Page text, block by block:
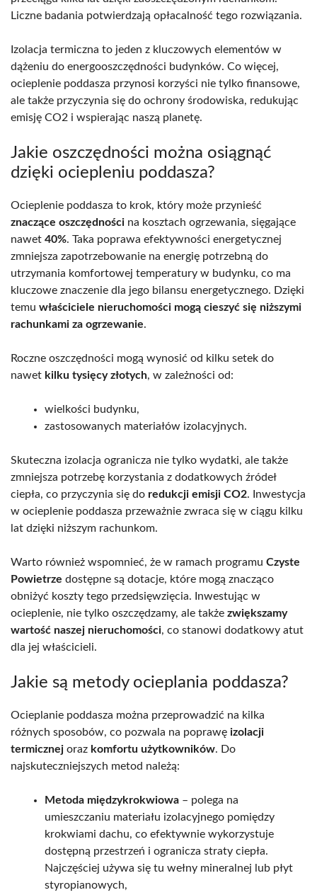
Liczne badania potwierdzają opłacalność tego rozwiązania.
Izolacja termiczna to jeden z kluczowych elementów w
dążeniu do energooszczędności budynków. Co więcej,
ocieplenie poddasza przynosi korzyści nie tylko finansowe,
ale także przyczynia się do ochrony środowiska, redukując
emisję CO2 i wspierając naszą planetę.
Jakie oszczędności można osiągnąć
dzięki ociepleniu poddasza?
Ocieplenie poddasza to krok, który może przynieść
znaczące oszczędności na kosztach ogrzewania, sięgające
nawet 40%. Taka poprawa efektywności energetycznej
zmniejsza zapotrzebowanie na energię potrzebną do
utrzymania komfortowej temperatury w budynku, co ma
kluczowe znaczenie dla jego bilansu energetycznego. Dzięki
temu właściciele nieruchomości mogą cieszyć się niższymi
rachunkami za ogrzewanie.
Roczne oszczędności mogą wynosić od kilku setek do
nawet kilku tysięcy złotych, w zależności od:
wielkości budynku,
zastosowanych materiałów izolacyjnych.
Skuteczna izolacja ogranicza nie tylko wydatki, ale także
zmniejsza potrzebę korzystania z dodatkowych źródeł
ciepła, co przyczynia się do redukcji emisji CO2. Inwestycja
w ocieplenie poddasza przeważnie zwraca się w ciągu kilku
lat dzięki niższym rachunkom.
Warto również wspomnieć, że w ramach programu Czyste
Powietrze dostępne są dotacje, które mogą znacząco
obniżyć koszty tego przedsięwzięcia. Inwestując w
ocieplenie, nie tylko oszczędzamy, ale także zwiększamy
wartość naszej nieruchomości, co stanowi dodatkowy atut
dla jej właścicieli.
Jakie są metody ocieplania poddasza?
Ocieplanie poddasza można przeprowadzić na kilka
różnych sposobów, co pozwala na poprawę izolacji
termicznej oraz komfortu użytkowników. Do
najskuteczniejszych metod należą:
Metoda międzykrokwiowa – polega na
umieszczaniu materiału izolacyjnego pomiędzy
krokwiami dachu, co efektywnie wykorzystuje
dostępną przestrzeń i ogranicza straty ciepła.
Najczęściej używa się tu wełny mineralnej lub płyt
styropianowych,